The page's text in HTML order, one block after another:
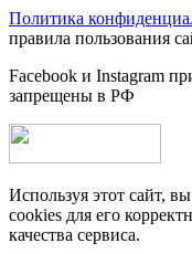
Политика
правила пользования
Facebook и Instagram
запрещены в РФ
Используя этот сайт,
cookies для его
качества сервиса.